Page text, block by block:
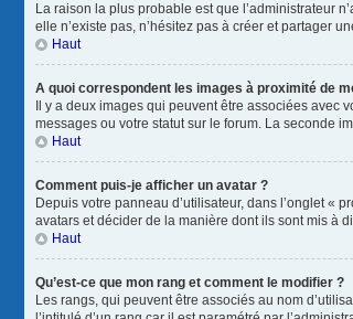
La raison la plus probable est que l’administrateur
elle n’existe pas, n’hésitez pas à créer et partager
Haut
A quoi correspondent les images à proximité de
Il y a deux images qui peuvent être associées avec
messages ou votre statut sur le forum. La seconde
Haut
Comment puis-je afficher un avatar ?
Depuis votre panneau d’utilisateur, dans l’onglet «
avatars et décider de la manière dont ils sont mis à
Haut
Qu’est-ce que mon rang et comment le modifier ?
Les rangs, qui peuvent être associés au nom